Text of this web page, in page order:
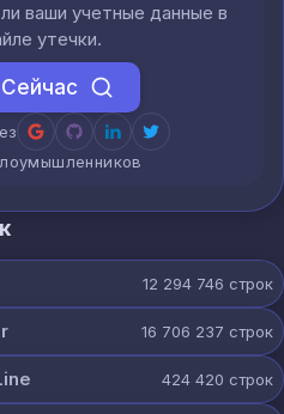
ваши учетные данные в
утечки.
12 294 746 строк
16 706 237 строк
424 420 строк